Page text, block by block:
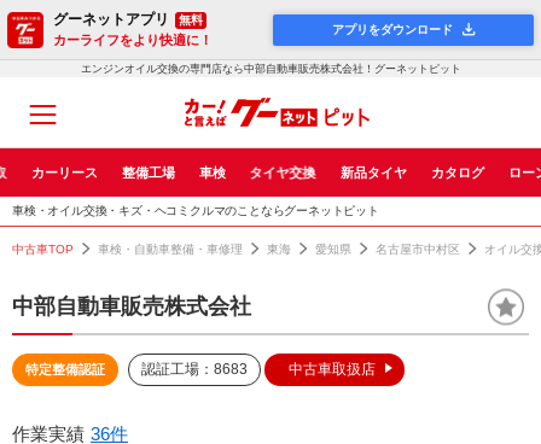
グーネットアプリ 無料
カーライフをより快適に！
アプリをダウンロード
エンジンオイル交換の専門店なら中部自動車販売株式会社！グーネットピット
カーリース 整備工場 車検 タイヤ交換 新品タイヤ カタログ ロー
車検・オイル交換・キズ・ヘコミクルマのことならグーネットピット
中古車TOP 車検・自動車整備・車修理 東海 愛知県 名古屋市中村区 オイル交
中部自動車販売株式会社
特定整備認証 認証工場：8683 中古車取扱店
作業実績 36件